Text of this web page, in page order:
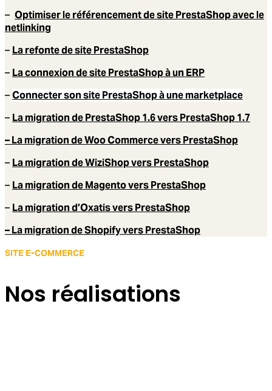
– Optimiser le référencement de site PrestaShop avec le
netlinking
– La refonte de site PrestaShop
– La connexion de site PrestaShop à un ERP
–Connecter son site PrestaShop à une marketplace
– La migration de PrestaShop 1.6 vers PrestaShop 1.7
– La migration de Woo Commerce vers PrestaShop
– La migration de WiziShop vers PrestaShop
– La migration de Magento vers PrestaShop
– La migration d’Oxatis vers PrestaShop
– La migration de Shopify vers PrestaShop
SITE E-COMMERCE
Nos réalisations